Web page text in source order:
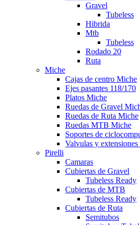
Gravel
Tubeless
Hibrida
Mtb
Tubeless
Rodado 20
Ruta
Miche
Cajas de centro Miche
Ejes pasantes 118/170
Platos Miche
Ruedas de Gravel
Ruedas de Ruta Miche
Ruedas MTB Miche
Soportes de
Valvulas y
Pirelli
Camaras
Cubiertas de Gravel
Tubeless Ready
Cubiertas de MTB
Tubeless Ready
Cubiertas de Ruta
Semitubos